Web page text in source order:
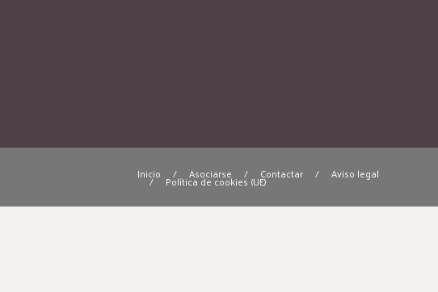
Inicio / Asociarse / Contactar / Aviso legal
/ Política de cookies (UE)